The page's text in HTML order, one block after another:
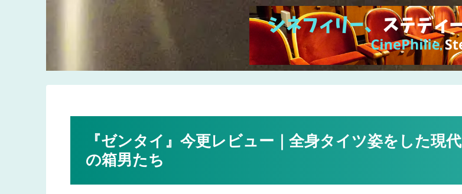
『ゼンタイ』今更レビュー｜全身タイツ姿をした現代
の箱男たち